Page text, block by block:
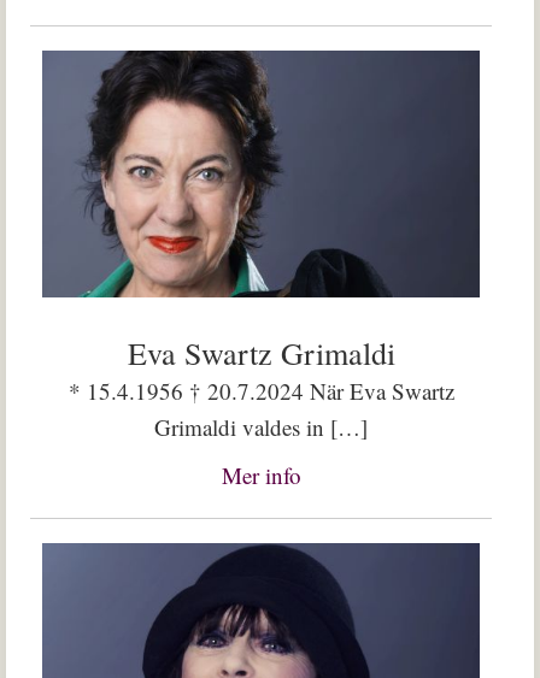
Eva Swartz Grimaldi
* 15.4.1956 † 20.7.2024 När Eva Swartz
Grimaldi valdes in […]
Mer info